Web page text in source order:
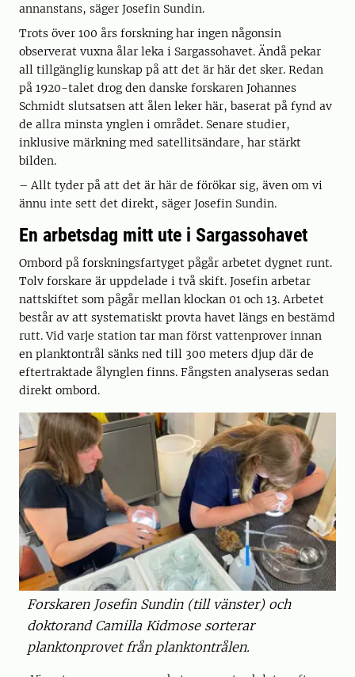
annanstans, säger Josefin Sundin.
Trots över 100 års forskning har ingen någonsin
observerat vuxna ålar leka i Sargassohavet. Ändå pekar
all tillgänglig kunskap på att det är här det sker. Redan
på 1920-talet drog den danske forskaren Johannes
Schmidt slutsatsen att ålen leker här, baserat på fynd av
de allra minsta ynglen i området. Senare studier,
inklusive märkning med satellitsändare, har stärkt
bilden.
– Allt tyder på att det är här de förökar sig, även om vi
ännu inte sett det direkt, säger Josefin Sundin.
En arbetsdag mitt ute i Sargassohavet
Ombord på forskningsfartyget pågår arbetet dygnet runt.
Tolv forskare är uppdelade i två skift. Josefin arbetar
nattskiftet som pågår mellan klockan 01 och 13. Arbetet
består av att systematiskt provta havet längs en bestämd
rutt. Vid varje station tar man först vattenprover innan
en planktontrål sänks ned till 300 meters djup där de
eftertraktade ålynglen finns. Fångsten analyseras sedan
direkt ombord.
Forskaren Josefin Sundin (till vänster) och
doktorand Camilla Kidmose sorterar
planktonprovet från planktontrålen.